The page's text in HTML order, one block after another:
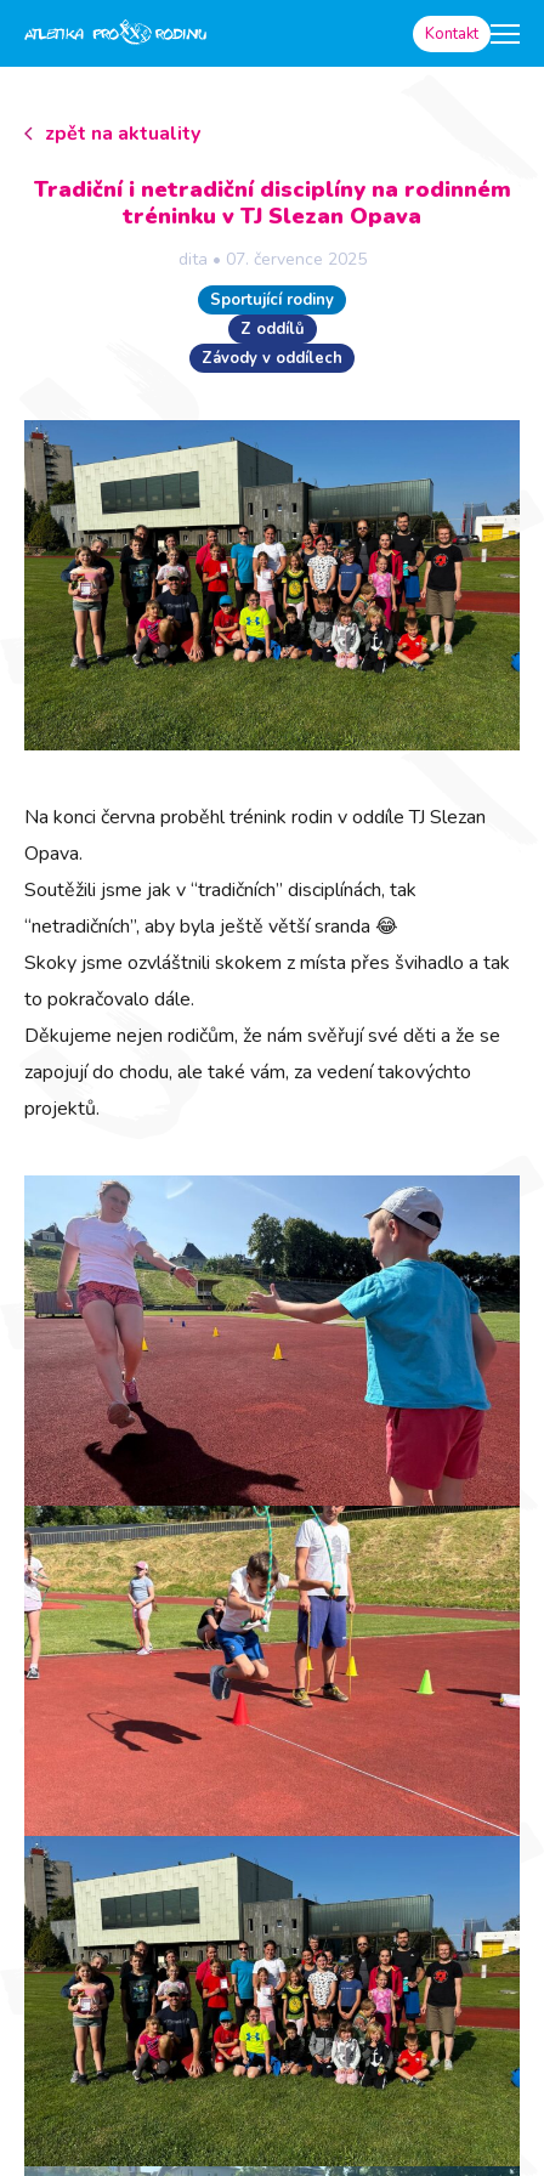
Kontakt
zpět na aktuality
Tradiční i netradiční disciplíny na rodinném
tréninku v TJ Slezan Opava
dita • 07. července 2025
Sportující rodiny
Z oddílů
Závody v oddílech
Na konci června proběhl trénink rodin v oddíle TJ Slezan
Opava.
Soutěžili jsme jak v “tradičních” disciplínách, tak
“netradičních”, aby byla ještě větší sranda 😂
Skoky jsme ozvláštnili skokem z místa přes švihadlo a tak
to pokračovalo dále.
Děkujeme nejen rodičům, že nám svěřují své děti a že se
zapojují do chodu, ale také vám, za vedení takovýchto
projektů.